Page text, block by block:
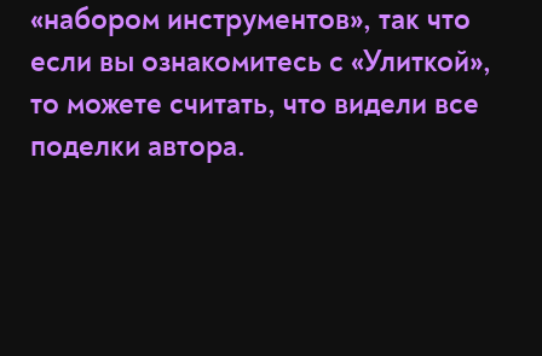
«набором инструментов», так что
если вы ознакомитесь с «Улиткой»,
то можете считать, что видели все
поделки автора.